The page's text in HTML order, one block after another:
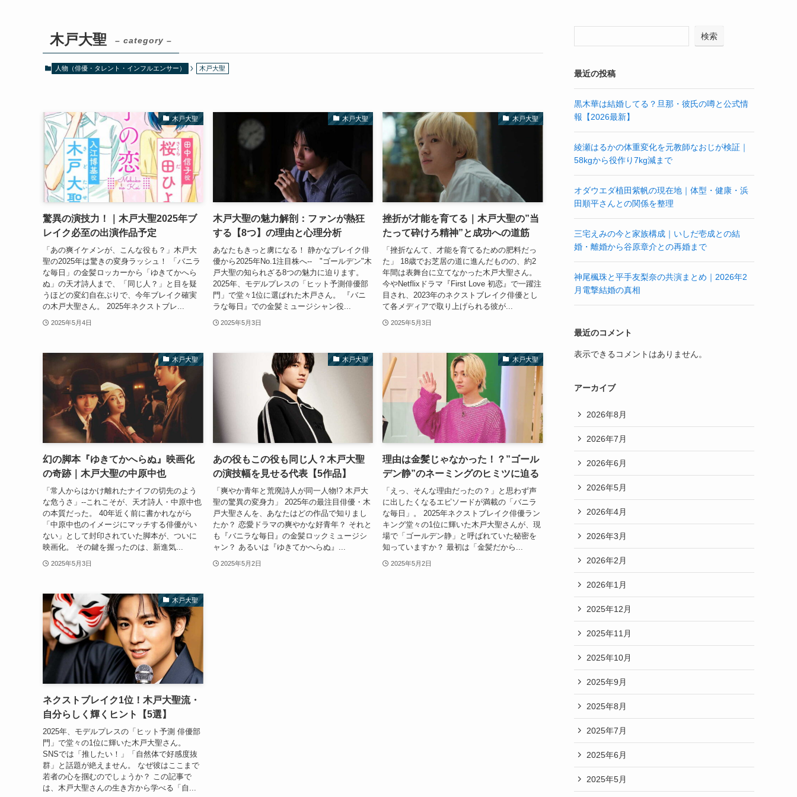
木戸大聖 – category –
人物（俳優・タレント・インフルエンサー） 木戸大聖
木戸大聖
驚異の演技力！｜木戸大聖2025年ブ
レイク必至の出演作品予定
「あの爽イケメンが、こんな役も？」木戸大
聖の2025年は驚きの変身ラッシュ！ 「バニラ
な毎日」の金髪ロッカーから「ゆきてかへら
ぬ」の天才詩人まで、「同じ人？」と目を疑
うほどの変幻自在ぶりで、今年ブレイク確実
の木戸大聖さん。 2025年ネクストブレ...
2025年5月4日
木戸大聖
木戸大聖の魅力解剖：ファンが熱狂
する【8つ】の理由と心理分析
あなたもきっと虜になる！ 静かなブレイク俳
優から2025年No.1注目株へ-- "ゴールデン"木
戸大聖の知られざる8つの魅力に迫ります。
2025年、モデルプレスの「ヒット予測俳優部
門」で堂々1位に選ばれた木戸さん。 『バニ
ラな毎日』での金髪ミュージシャン役...
2025年5月3日
木戸大聖
挫折が才能を育てる｜木戸大聖の”当
たって砕けろ精神”と成功への道筋
「挫折なんて、才能を育てるための肥料だっ
た」 18歳でお芝居の道に進んだものの、約2
年間は表舞台に立てなかった木戸大聖さん。
今やNetflixドラマ『First Love 初恋』で一躍注
目され、2023年のネクストブレイク俳優とし
て各メディアで取り上げられる彼が...
2025年5月3日
木戸大聖
幻の脚本『ゆきてかへらぬ』映画化
の奇跡｜木戸大聖の中原中也
「常人からはかけ離れたナイフの切先のよう
な危うさ」--これこそが、天才詩人・中原中也
の本質だった。 40年近く前に書かれながら
「中原中也のイメージにマッチする俳優がい
ない」として封印されていた脚本が、ついに
映画化。 その鍵を握ったのは、新進気...
2025年5月3日
木戸大聖
あの役もこの役も同じ人？木戸大聖
の演技幅を見せる代表【5作品】
「爽やか青年と荒廃詩人が同一人物!? 木戸大
聖の驚異の変身力」 2025年の最注目俳優・木
戸大聖さんを、あなたはどの作品で知りまし
たか？ 恋愛ドラマの爽やかな好青年？ それと
も『バニラな毎日』の金髪ロックミュージシ
ャン？ あるいは『ゆきてかへらぬ』...
2025年5月2日
木戸大聖
理由は金髪じゃなかった！？”ゴール
デン静”のネーミングのヒミツに迫る
「えっ、そんな理由だったの？」と思わず声
に出したくなるエピソードが満載の「バニラ
な毎日」。 2025年ネクストブレイク俳優ラン
キング堂々の1位に輝いた木戸大聖さんが、現
場で「ゴールデン静」と呼ばれていた秘密を
知っていますか？ 最初は「金髪だから...
2025年5月2日
木戸大聖
ネクストブレイク1位！木戸大聖流・
自分らしく輝くヒント【5選】
2025年、モデルプレスの「ヒット予測 俳優部
門」で堂々の1位に輝いた木戸大聖さん。
SNSでは「推したい！」「自然体で好感度抜
群」と話題が絶えません。 なぜ彼はここまで
若者の心を掴むのでしょうか？ この記事で
は、木戸大聖さんの生き方から学べる「自...
検索
最近の投稿
黒木華は結婚してる？旦那・彼氏の噂と公式情
報【2026最新】
綾瀬はるかの体重変化を元教師なおじが検証｜
58kgから役作り7kg減まで
オダウエダ植田紫帆の現在地｜体型・健康・浜
田順平さんとの関係を整理
三宅えみの今と家族構成｜いしだ壱成との結
婚・離婚から谷原章介との再婚まで
神尾楓珠と平手友梨奈の共演まとめ｜2026年2
月電撃結婚の真相
最近のコメント
表示できるコメントはありません。
アーカイブ
2026年8月
2026年7月
2026年6月
2026年5月
2026年4月
2026年3月
2026年2月
2026年1月
2025年12月
2025年11月
2025年10月
2025年9月
2025年8月
2025年7月
2025年6月
2025年5月